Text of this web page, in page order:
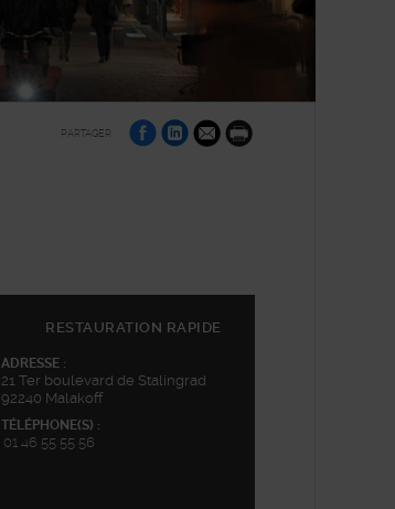
PARTAGER :
sur
Facebook
sur
Linkedin
par
e-
mail
Imprimer
RESTAURATION RAPIDE
ADRESSE :
21 Ter boulevard de Stalingrad
92240 Malakoff
TÉLÉPHONE(S) :
01 46 55 55 56